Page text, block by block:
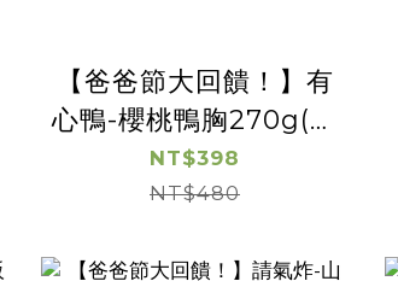
【爸爸節大回饋！】有
心鴨-櫻桃鴨胸270g(冬
鴨) -｜兩包88折｜
NT$398
NT$480